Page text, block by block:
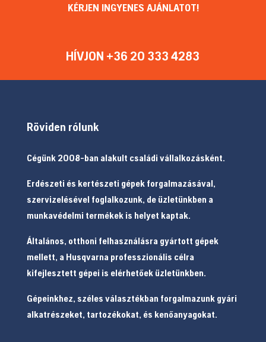
KÉRJEN INGYENES AJÁNLATOT!
HÍVJON +36 20 333 4283
Röviden rólunk
Cégünk 2008-ban alakult családi vállalkozásként.
Erdészeti és kertészeti gépek forgalmazásával,
szervizelésével foglalkozunk, de üzletünkben a
munkavédelmi termékek is helyet kaptak.
Általános, otthoni felhasználásra gyártott gépek
mellett, a Husqvarna professzionális célra
kifejlesztett gépei is elérhetőek üzletünkben.
Gépeinkhez, széles választékban forgalmazunk gyári
alkatrészeket, tartozékokat, és kenőanyagokat.